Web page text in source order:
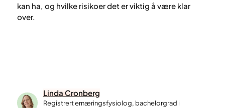
kan ha, og hvilke risikoer det er viktig å være klar
over.
Linda Cronberg
Registrert ernæringsfysiolog, bachelorgrad i